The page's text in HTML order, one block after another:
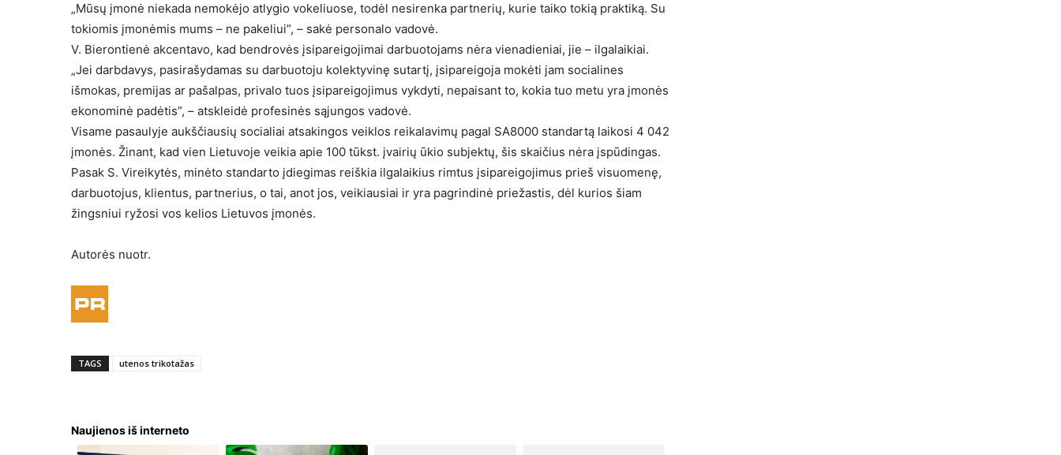
„Mūsų įmonė niekada nemokėjo atlygio vokeliuose, todėl nesirenka partnerių, kurie taiko tokią praktiką. Su
tokiomis įmonėmis mums – ne pakeliui”, – sakė personalo vadovė.
V. Bierontienė akcentavo, kad bendrovės įsipareigojimai darbuotojams nėra vienadieniai, jie – ilgalaikiai.
„Jei darbdavys, pasirašydamas su darbuotoju kolektyvinę sutartį, įsipareigoja mokėti jam socialines
išmokas, premijas ar pašalpas, privalo tuos įsipareigojimus vykdyti, nepaisant to, kokia tuo metu yra įmonės
ekonominė padėtis”, – atskleidė profesinės sąjungos vadovė.
Visame pasaulyje aukščiausių socialiai atsakingos veiklos reikalavimų pagal SA8000 standartą laikosi 4 042
įmonės. Žinant, kad vien Lietuvoje veikia apie 100 tūkst. įvairių ūkio subjektų, šis skaičius nėra įspūdingas.
Pasak S. Vireikytės, minėto standarto įdiegimas reiškia ilgalaikius rimtus įsipareigojimus prieš visuomenę,
darbuotojus, klientus, partnerius, o tai, anot jos, veikiausiai ir yra pagrindinė priežastis, dėl kurios šiam
žingsniui ryžosi vos kelios Lietuvos įmonės.
Autorės nuotr.
TAGS utenos trikotažas
Naujienos iš interneto